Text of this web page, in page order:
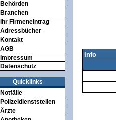
Behörden
Branchen
Ihr Firmeneintrag
Adressbücher
Kontakt
AGB
Impressum
Datenschutz
Quicklinks
Notfälle
Polizeidienststellen
Ärzte
Info